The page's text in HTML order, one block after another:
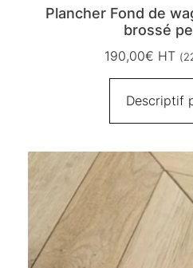
Plancher Fond de
brossé
190,00€ HT (
Descriptif